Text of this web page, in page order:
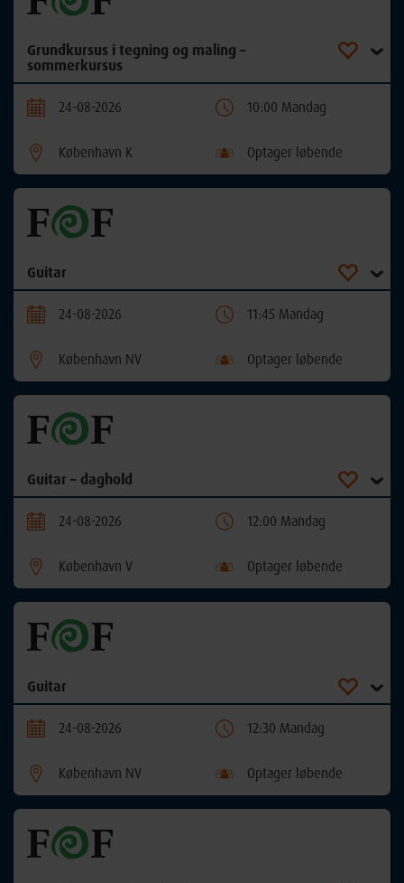
Grundkursus i tegning og maling –
sommerkursus
24-08-2026 10:00 Mandag
København K Optager løbende
Guitar
24-08-2026 11:45 Mandag
København NV Optager løbende
Guitar – daghold
24-08-2026 12:00 Mandag
København V Optager løbende
Guitar
24-08-2026 12:30 Mandag
København NV Optager løbende